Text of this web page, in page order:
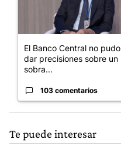
El Banco Central no pudo
dar precisiones sobre un
sobra...
103 comentarios